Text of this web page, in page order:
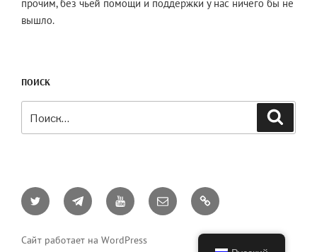
прочим, без чьей помощи и поддержки у нас ничего бы не
вышло.
ПОИСК
Twitter TelegramYouTube Email AO3
Сайт работает на WordPress